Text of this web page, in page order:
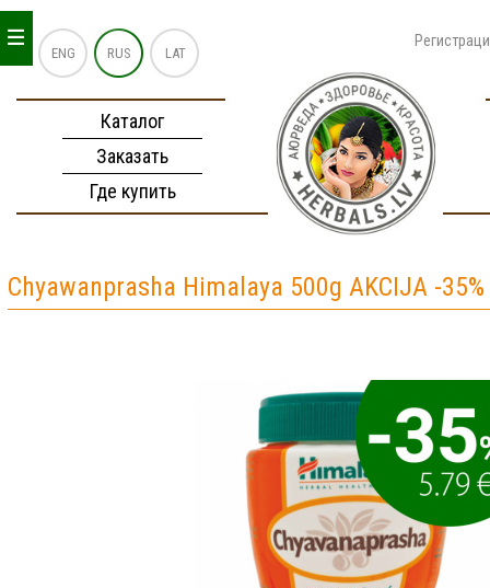
ENG RUS LAT
Каталог
Заказать
Где купить
_
_
_
Chyawanprasha Himalaya 500g AKCIJA -35%